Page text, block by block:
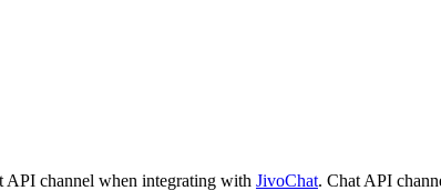
API channel when integrating with JivoChat. Chat API